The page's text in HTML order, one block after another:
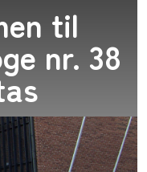
til
nr. 38